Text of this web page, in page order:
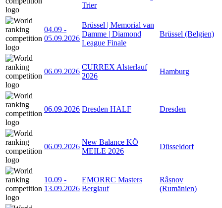
Trier
04.09 -
05.09.2026
Brüssel | Memorial van
Damme | Diamond
League Finale
Brüssel (Belgien)
06.09.2026
CURREX Alsterlauf
2026
Hamburg
06.09.2026 Dresden HALF Dresden
06.09.2026
New Balance KÖ
MEILE 2026
Düsseldorf
10.09 -
13.09.2026
EMORRC Masters
Berglauf
Râșnov
(Rumänien)